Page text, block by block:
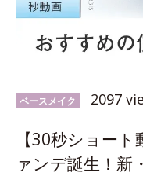
ベースメイク 2097
【30秒ショー
ァンデ誕生！新